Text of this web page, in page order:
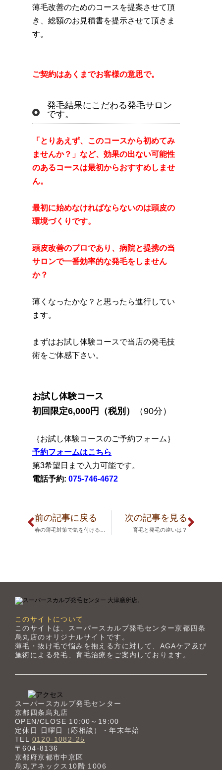
薄毛改善のためのコースを提案させて頂
き、総額のお見積書を提示させて頂きま
す。
ご契約はあくまでお客様の意思で。
発毛結果にこだわる発毛サロン
です。
「とりあえず、このコースから初めてみ
ませんか？」など、効果の出ない可能性
のあるコースは最初からおすすめしませ
ん。
最初に始めなければならないのは頭皮の
環境づくりです。
頭皮改善のプロであり、病院と提携の当
サロンで一番効率的な発毛をしません
か？
薄くなったかな？と思ったら進行してい
ます。
まずはお試し体験コースで当店の発毛技
術をご体感下さい。
お試し体験コース
初回限定6,000円（税別）
（90分）
｛お試し体験コースのご予約フォーム｝
予約フォームはこちら
第3希望日まで入力可能です。
電話予約: 075-746-4672
前の記事に戻る 次の記事を見る
育毛と発毛の違いは？
このサイトについて
このサイトは、スーパースカルプ発毛センター京都四条
烏丸店のオリジナルサイトです。
薄毛・抜け毛で悩みを抱える方に対して、AGAケア及び
施術による発毛、育毛治療をご案内しております。
スーパースカルプ発毛センター
京都四条烏丸店
OPEN/CLOSE 10:00～19:00
定休日 日曜日（応相談）・年末年始
TEL 0120-1082-25
〒604-8136
京都府京都市中京区
烏丸アネックス10階 1006